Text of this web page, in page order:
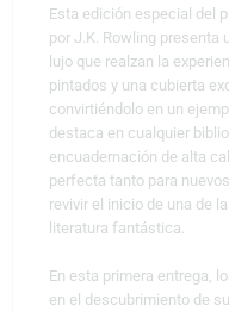
Esta edición especial del
por J.K. Rowling presenta
lujo que realzan la
pintados y una cubierta
convirtiéndolo en un
destaca en cualquier
encuadernación de alta
perfecta tanto para
revivir el inicio de una de
literatura fantástica.
En esta primera entrega,
en el descubrimiento de